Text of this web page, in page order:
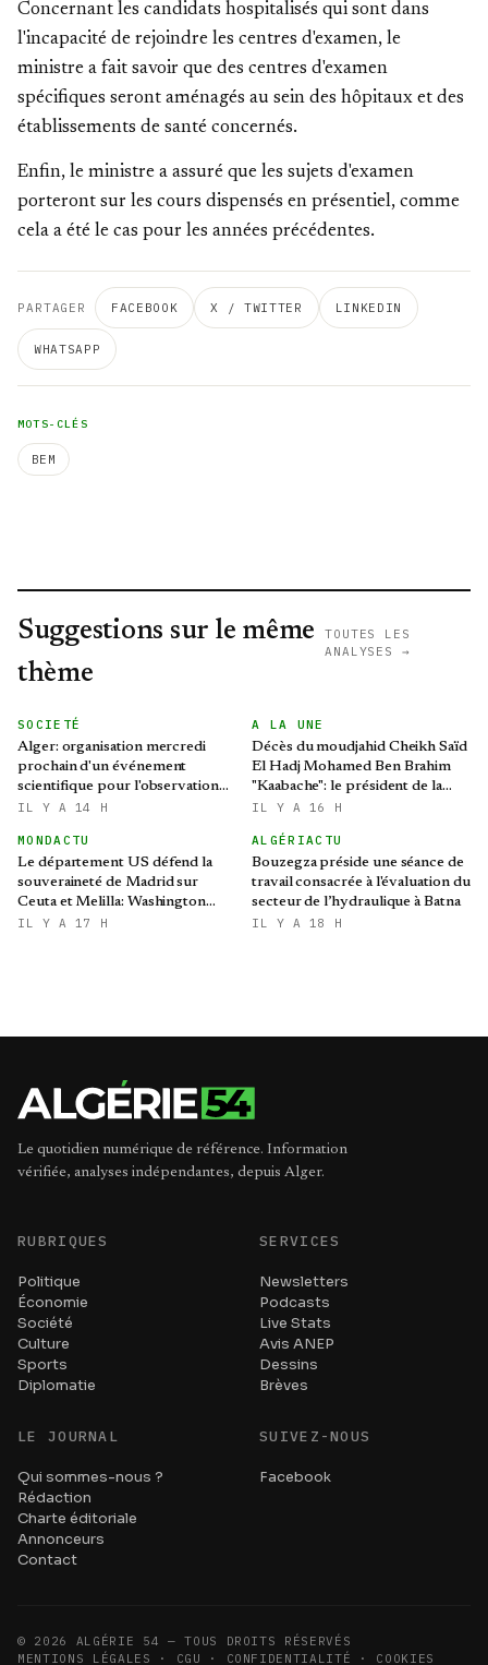
Concernant les candidats hospitalisés qui sont dans
l'incapacité de rejoindre les centres d'examen, le
ministre a fait savoir que des centres d'examen
spécifiques seront aménagés au sein des hôpitaux et des
établissements de santé concernés.
Enfin, le ministre a assuré que les sujets d'examen
porteront sur les cours dispensés en présentiel, comme
cela a été le cas pour les années précédentes.
PARTAGER FACEBOOK X / TWITTER LINKEDIN
WHATSAPP
MOTS-CLÉS
BEM
Suggestions sur le même
thème
TOUTES LES
ANALYSES →
SOCIETÉ
Alger: organisation mercredi
prochain d'un événement
scientifique pour l'observation
de l'éclipse solaire partielle
IL Y A 14 H
A LA UNE
Décès du moudjahid Cheikh Saïd
El Hadj Mohamed Ben Brahim
"Kaabache": le président de la
République présente ses
IL Y A 16 H
MONDACTU
Le département US défend la
souveraineté de Madrid sur
Ceuta et Melilla: Washington
refroidit les ambitions
IL Y A 17 H
ALGÉRIACTU
Bouzegza préside une séance de
travail consacrée à l'évaluation du
secteur de l’hydraulique à Batna
IL Y A 18 H
Le quotidien numérique de référence. Information
vérifiée, analyses indépendantes, depuis Alger.
RUBRIQUES
Politique
Économie
Société
Culture
Sports
Diplomatie
SERVICES
Newsletters
Podcasts
Live Stats
Avis ANEP
Dessins
Brèves
LE JOURNAL
Qui sommes-nous ?
Rédaction
Charte éditoriale
Annonceurs
Contact
SUIVEZ-NOUS
Facebook
© 2026
ALGÉRIE 54 — TOUS DROITS RÉSERVÉS
MENTIONS LÉGALES · CGU · CONFIDENTIALITÉ · COOKIES